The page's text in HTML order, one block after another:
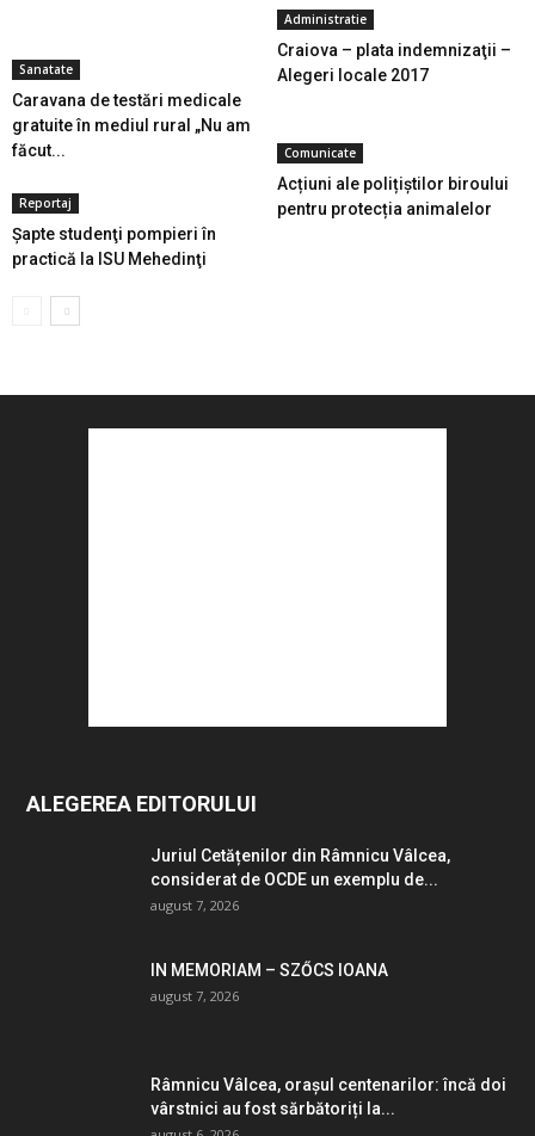
Sanatate
Caravana de testări medicale
gratuite în mediul rural „Nu am
făcut...
Administratie
Craiova – plata indemnizaţii –
Alegeri locale 2017
Reportaj
Șapte studenţi pompieri în
practică la ISU Mehedinţi
Comunicate
Acțiuni ale polițiștilor biroului
pentru protecția animalelor
ALEGEREA EDITORULUI
Juriul Cetățenilor din Râmnicu Vâlcea,
considerat de OCDE un exemplu de...
august 7, 2026
IN MEMORIAM – SZŐCS IOANA
august 7, 2026
Râmnicu Vâlcea, orașul centenarilor: încă doi
vârstnici au fost sărbătoriți la...